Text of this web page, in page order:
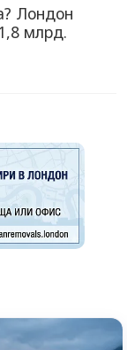
Лондон
млрд.